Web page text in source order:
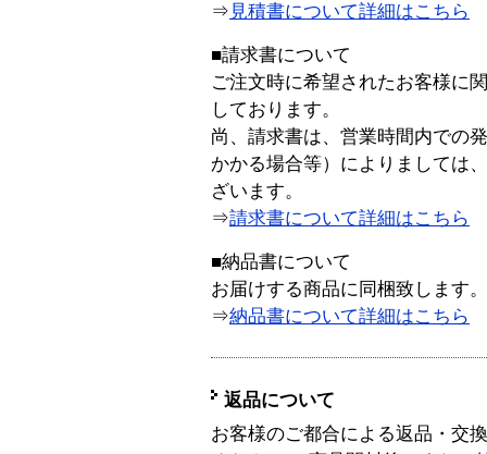
⇒ 見積書について詳細はこちら
■請求書について
ご注文時に希望されたお客様に
しております。
尚、請求書は、営業時間内での
かかる場合等）によりましては
ざいます。
⇒請求書について詳細はこちら
■納品書について
お届けする商品に同梱致します。
⇒納品書について詳細はこちら
返品について
お客様のご都合による返品・交